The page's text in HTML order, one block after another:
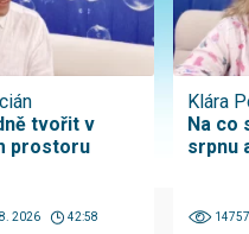
tvořit v
prostoru
2026 42:58
Klára
Na co
srpnu
14757